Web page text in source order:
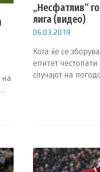
на
„Несфатлив“
лига (видео)
06.03.2019
Кога ќе се
епитет
случајот на